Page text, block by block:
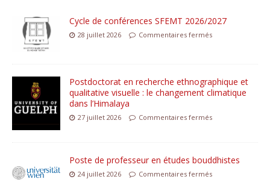
Cycle de conférences SFEMT 2026/2027
28 juillet 2026 Commentaires fermés
Postdoctorat en recherche ethnographique et
qualitative visuelle : le changement climatique
dans l’Himalaya
27 juillet 2026 Commentaires fermés
Poste de professeur en études bouddhistes
24 juillet 2026 Commentaires fermés